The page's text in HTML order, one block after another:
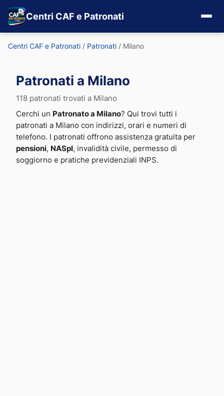
Centri CAF e Patronati
Centri CAF e Patronati / Patronati / Milano
Patronati a Milano
118 patronati trovati a Milano
Cerchi un Patronato a Milano? Qui trovi tutti i
patronati a Milano con indirizzi, orari e numeri di
telefono. I patronati offrono assistenza gratuita per
pensioni, NASpI , invalidità civile, permesso di
soggiorno e pratiche previdenziali INPS.